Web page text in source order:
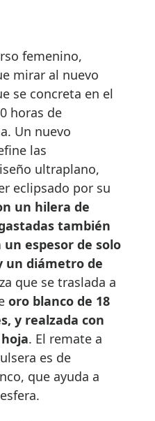
femenino,
mirar al nuevo
se concreta en el
horas de
Un nuevo
las
ultraplano,
eclipsado por su
un hilera de
también
espesor de solo
un diámetro de
que se traslada a
oro blanco de 18
y realzada con
. El remate a
es de
que ayuda a